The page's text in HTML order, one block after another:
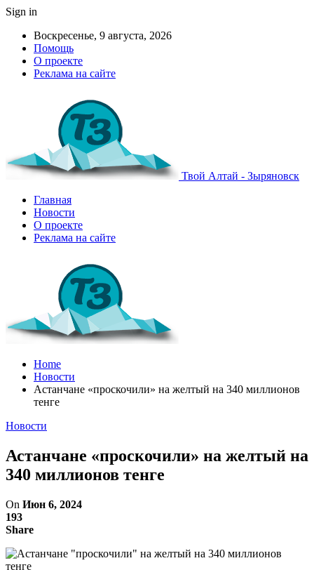
Sign in
Воскресенье, 9 августа, 2026
Помощь
О проекте
Реклама на сайте
Твой Алтай - Зыряновск
Главная
Новости
О проекте
Реклама на сайте
Home
Новости
Астанчане «проскочили» на желтый на 340 миллионов
тенге
Новости
Астанчане «проскочили» на желтый на
340 миллионов тенге
On Июн 6, 2024
193
Share